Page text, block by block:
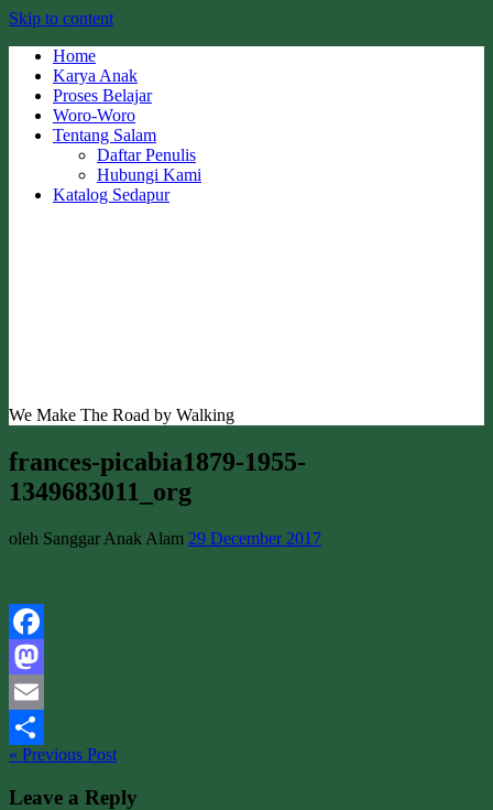
Skip to content
Home
Karya Anak
Proses Belajar
Woro-Woro
Tentang Salam
Daftar Penulis
Hubungi Kami
Katalog Sedapur
We Make The Road by Walking
frances-picabia1879-1955-
1349683011_org
oleh Sanggar Anak Alam 29 December 2017
Facebook
Mastodon
Email
Share
« Previous Post
Leave a Reply